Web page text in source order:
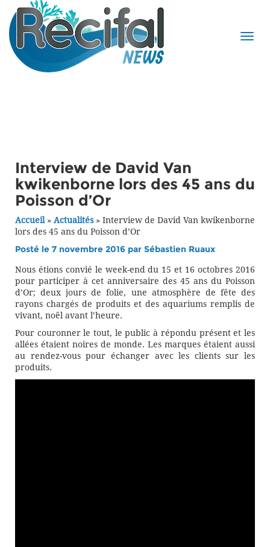
Interview de David Van
kwikenborne lors des 45 ans du
Poisson d’Or
Accueil» Actualités» Interview de David Van kwikenborne
lors des 45 ans du Poisson d’Or
Posté le 7 novembre 2016 par Sébastien Ruaux
Nous étions convié le week-end du 15 et 16 octobres 2016
pour participer à cet anniversaire des 45 ans du Poisson
d’Or; deux jours de folie, une atmosphère de fête des
rayons chargés de produits et des aquariums remplis de
vivant, noël avant l’heure.
Pour couronner le tout, le public à répondu présent et les
allées étaient noires de monde. Les marques étaient aussi
au rendez-vous pour échanger avec les clients sur les
produits.